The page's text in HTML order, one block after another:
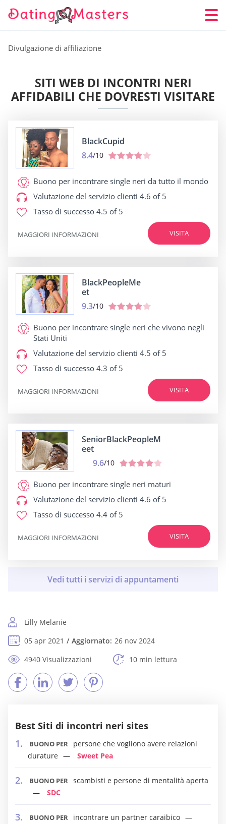
Divulgazione di affiliazione
SITI WEB DI INCONTRI NERI
AFFIDABILI CHE DOVRESTI VISITARE
BlackCupid
8.4/10
Buono per incontrare single neri da tutto il mondo
Valutazione del servizio clienti 4.6 of 5
Tasso di successo 4.5 of 5
VISITA
MAGGIORI INFORMAZIONI
BlackPeopleMe
et
9.3/10
Buono per incontrare single neri che vivono negli
Stati Uniti
Valutazione del servizio clienti 4.5 of 5
Tasso di successo 4.3 of 5
VISITA
MAGGIORI INFORMAZIONI
SeniorBlackPeopleM
eet
9.6/10
Buono per incontrare single neri maturi
Valutazione del servizio clienti 4.6 of 5
Tasso di successo 4.4 of 5
VISITA
MAGGIORI INFORMAZIONI
Lilly Melanie
05 apr 2021
Aggiornato: 26 nov 2024
4940 Visualizzazioni
10 min lettura
Best Siti di incontri neri sites
BUONO PER
persone che vogliono avere relazioni
durature
Sweet Pea
BUONO PER scambisti e persone di mentalità aperta
SDC
BUONO PER
incontrare un partner caraibico